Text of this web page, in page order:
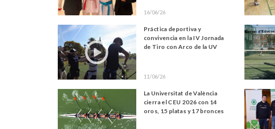
16/06/26
Práctica deportiva y
convivencia en la IV Jornada
de Tiro con Arco de la UV
11/06/26
La Universitat de València
cierra el CEU 2026 con 14
oros, 15 platas y 17 bronces